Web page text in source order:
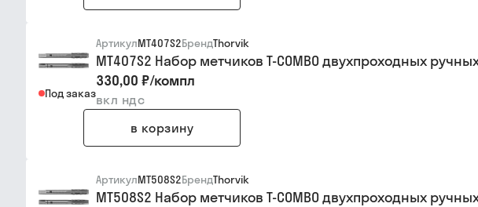
Под заказ
АртикулMT407S2БрендThorvik
MT407S2 Набор метчиков T-COMBO двухпроходных
330,00 ₽/компл
вкл ндс
в корзину
АртикулMT508S2БрендThorvik
MT508S2 Набор метчиков T-COMBO двухпроходных